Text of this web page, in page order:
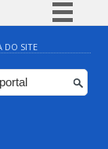
BR
DO SITE